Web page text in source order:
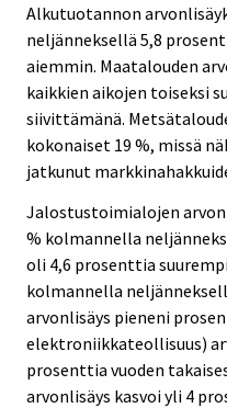
Alkutuotannon
neljänneksellä 5,8
aiemmin. Maatalouden
kaikkien aikojen toiseksi
siivittämänä.
kokonaiset 19 %, missä
jatkunut
Jalostustoimialojen
% kolmannella
oli 4,6 prosenttia
kolmannella
arvonlisäys pieneni
elektroniikkateollisuus)
prosenttia vuoden
arvonlisäys kasvoi yli 4